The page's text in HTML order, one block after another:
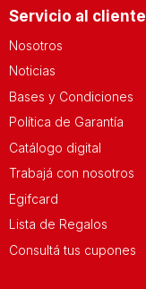
necesitas.
todo momento.
Calidad y
de Seguridad
En Electroban, nos
fabricantes de
productos de alta
Servicio al
Nosotros
Noticias
Bases y Condiciones
Política de Garantía
Catálogo digital
Trabajá con nosotros
Egifcard
Lista de Regalos
Consultá tus cupones